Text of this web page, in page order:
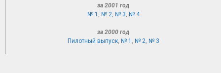
за 2001 год
№ 1
№ 2 № 3 № 4
за 2000 год
Пилотный выпуск, № 1 № 2 № 3